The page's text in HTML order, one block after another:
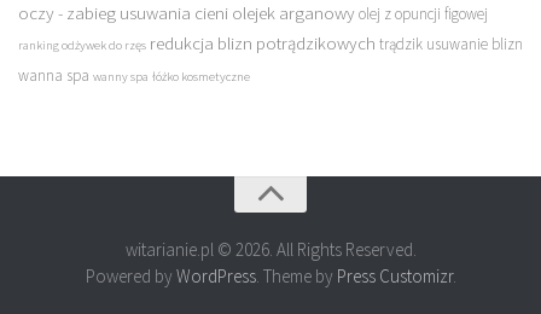
oczy - zabieg usuwania cieni olejek arganowy olej z opuncji figowej
ranking odżywek do rzęs redukcja blizn potrądzikowych trądzik usuwanie blizn
wanna spa wanny spa łóżko kosmetyczne
witarianie.pl © 2026. All Rights Reserved.
Powered by WordPress. Theme by Press Customizr.